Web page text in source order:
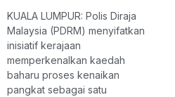
KUALA LUMPUR: Polis Diraja
Malaysia (PDRM) menyifatkan
inisiatif kerajaan
memperkenalkan kaedah
baharu proses kenaikan
pangkat sebagai satu